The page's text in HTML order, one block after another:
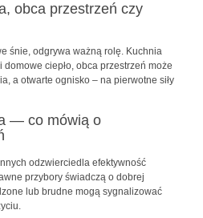
obca przestrzeń czy
śnie, odgrywa ważną rolę. Kuchnia
ciepło, obca przestrzeń może
a otwarte ognisko – na pierwotne siły
— co mówią o
odzwierciedla efektywność
przybory świadczą o dobrej
lub brudne mogą sygnalizować